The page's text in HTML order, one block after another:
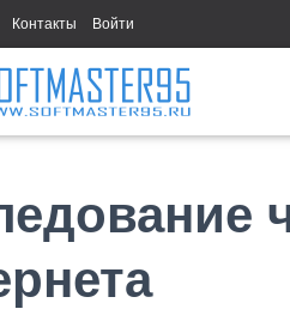
Контакты Войти